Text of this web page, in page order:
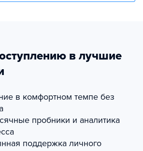
в лучшие
в комфортном темпе без
пробники и аналитика
поддержка личного